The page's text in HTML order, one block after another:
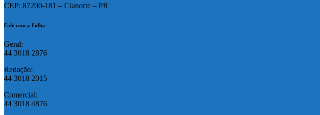
CEP: 87200-181 – Cianorte – PR
Fale com a Folha
Geral:
44 3018 2876
Redação:
44 3018 2015
Comercial:
44 3018 4876